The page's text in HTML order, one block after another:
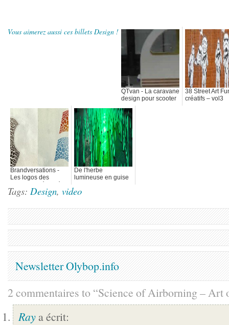
Vous aimerez aussi ces billets Design !
QTvan - La caravane
design pour scooter
38 Street Art
créatifs – vol3
Brandversations -
Les logos des
De l'herbe
lumineuse en guise
Tags: Design, video
Newsletter Olybop.info
2 commentaires to “Science of Airborning – Art
Ray a écrit: